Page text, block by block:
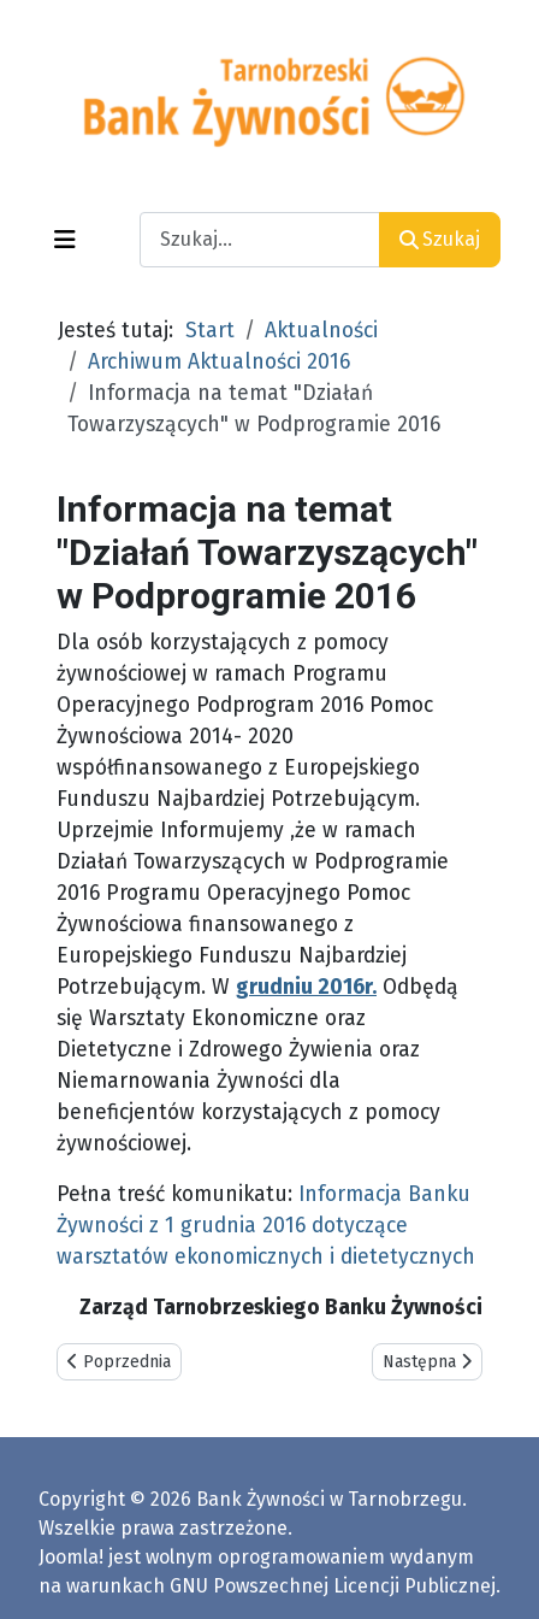
Search
Szukaj
Jesteś tutaj: Start
Aktualności
Archiwum Aktualności 2016
Informacja na temat "Działań
Towarzyszących" w Podprogramie 2016
Informacja na temat
"Działań Towarzyszących"
w Podprogramie 2016
Dla osób korzystających z pomocy
żywnościowej w ramach Programu
Operacyjnego Podprogram 2016 Pomoc
Żywnościowa 2014- 2020
współfinansowanego z Europejskiego
Funduszu Najbardziej Potrzebującym.
Uprzejmie Informujemy ,że w ramach
Działań Towarzyszących w Podprogramie
2016 Programu Operacyjnego Pomoc
Żywnościowa finansowanego z
Europejskiego Funduszu Najbardziej
Potrzebującym. W grudniu 2016r. Odbędą
się Warsztaty Ekonomiczne oraz
Dietetyczne i Zdrowego Żywienia oraz
Niemarnowania Żywności dla
beneficjentów korzystających z pomocy
żywnościowej.
Pełna treść komunikatu: Informacja Banku
Żywności z 1 grudnia 2016 dotyczące
warsztatów ekonomicznych i dietetycznych
Zarząd Tarnobrzeskiego Banku Żywności
Poprzednia strona: Informacja o wydawaniu paczek -
Poprzednia Następna strona:
Następna
Copyright © 2026 Bank Żywności w Tarnobrzegu.
Wszelkie prawa zastrzeżone.
Joomla! jest wolnym oprogramowaniem wydanym
na warunkach GNU Powszechnej Licencji Publicznej.